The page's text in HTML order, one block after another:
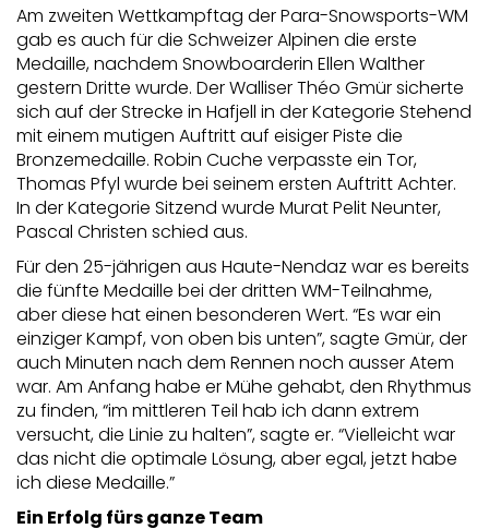
Am zweiten Wettkampftag der Para-Snowsports-WM
gab es auch für die Schweizer Alpinen die erste
Medaille, nachdem Snowboarderin Ellen Walther
gestern Dritte wurde. Der Walliser Théo Gmür sicherte
sich auf der Strecke in Hafjell in der Kategorie Stehend
mit einem mutigen Auftritt auf eisiger Piste die
Bronzemedaille. Robin Cuche verpasste ein Tor,
Thomas Pfyl wurde bei seinem ersten Auftritt Achter.
In der Kategorie Sitzend wurde Murat Pelit Neunter,
Pascal Christen schied aus.
Für den 25-jährigen aus Haute-Nendaz war es bereits
die fünfte Medaille bei der dritten WM-Teilnahme,
aber diese hat einen besonderen Wert. “Es war ein
einziger Kampf, von oben bis unten”, sagte Gmür, der
auch Minuten nach dem Rennen noch ausser Atem
war. Am Anfang habe er Mühe gehabt, den Rhythmus
zu finden, “im mittleren Teil hab ich dann extrem
versucht, die Linie zu halten”, sagte er. “Vielleicht war
das nicht die optimale Lösung, aber egal, jetzt habe
ich diese Medaille.”
Ein Erfolg fürs ganze Team